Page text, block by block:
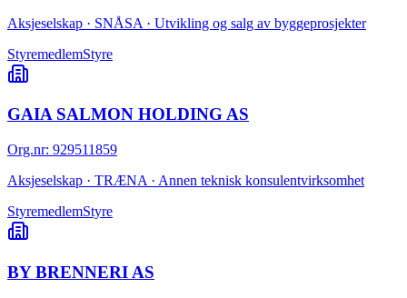
Aksjeselskap · SNÅSA · Utvikling og salg av byggeprosjekter
StyremedlemStyre
GAIA SALMON HOLDING AS
Org.nr: 929511859
Aksjeselskap · TRÆNA · Annen teknisk konsulentvirksomhet
StyremedlemStyre
BY BRENNERI AS